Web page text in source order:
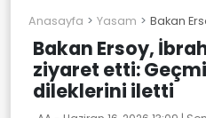
Anasayfa Yasam Bakan
Bakan Ersoy,
ziyaret etti:
dileklerini iletti